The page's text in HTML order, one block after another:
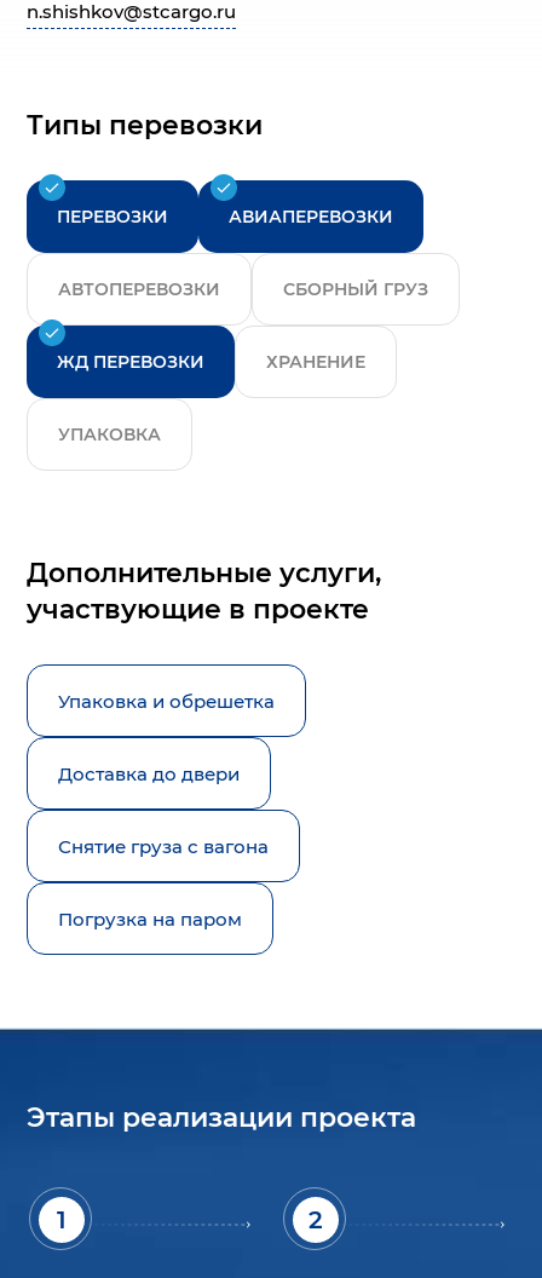
n.shishkov@stcargo.ru
Типы перевозки
ПЕРЕВОЗКИ АВИАПЕРЕВОЗКИ
АВТОПЕРЕВОЗКИ СБОРНЫЙ ГРУЗ
ЖД ПЕРЕВОЗКИ ХРАНЕНИЕ
УПАКОВКА
Дополнительные услуги,
участвующие в проекте
Упаковка и обрешетка
Доставка до двери
Снятие груза с вагона
Погрузка на паром
Этапы реализации проекта
1 2